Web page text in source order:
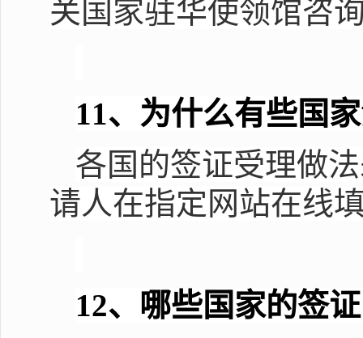
关国家驻华使领馆咨
11、为什么有些国
各国的签证受理做
请人在指定网站在线
12、哪些国家的签